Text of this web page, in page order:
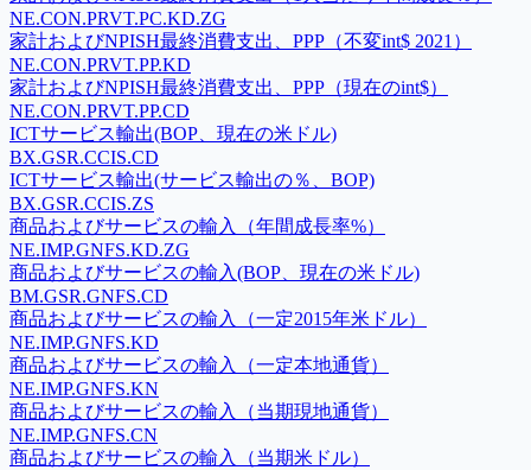
NE.CON.PRVT.PC.KD.ZG
家計およびNPISH最終消費支出、PPP（不変int$ 2021）
NE.CON.PRVT.PP.KD
家計およびNPISH最終消費支出、PPP（現在のint$）
NE.CON.PRVT.PP.CD
ICTサービス輸出(BOP、現在の米ドル)
BX.GSR.CCIS.CD
ICTサービス輸出(サービス輸出の％、BOP)
BX.GSR.CCIS.ZS
商品およびサービスの輸入（年間成長率%）
NE.IMP.GNFS.KD.ZG
商品およびサービスの輸入(BOP、現在の米ドル)
BM.GSR.GNFS.CD
商品およびサービスの輸入（一定2015年米ドル）
NE.IMP.GNFS.KD
商品およびサービスの輸入（一定本地通貨）
NE.IMP.GNFS.KN
商品およびサービスの輸入（当期現地通貨）
NE.IMP.GNFS.CN
商品およびサービスの輸入（当期米ドル）